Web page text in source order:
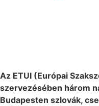
Az ETUI (Európai
szervezésében három
Budapesten szlovák,